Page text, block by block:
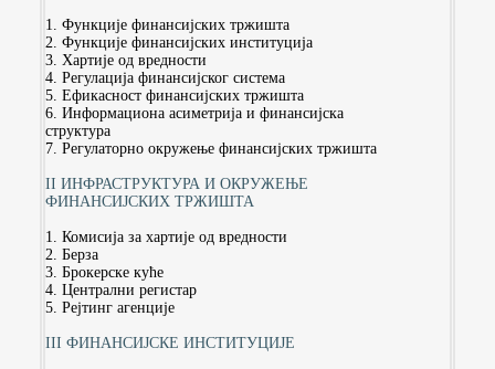
1. Функције финансијских тржишта
2. Функције финансијских институција
3. Хартије од вредности
4. Регулација финансијског система
5. Ефикасност финансијских тржишта
6. Информациона асиметрија и финансијска
структура
7. Регулаторно окружење финансијских тржишта
II ИНФРАСТРУКТУРА И ОКРУЖЕЊЕ
ФИНАНСИЈСКИХ ТРЖИШТА
1. Комисија за хартије од вредности
2. Берза
3. Брокерске куће
4. Централни регистар
5. Рејтинг агенције
III ФИНАНСИЈСКЕ ИНСТИТУЦИЈЕ